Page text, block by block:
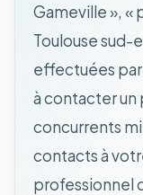
Gameville », «
Toulouse sud-
effectuées
à contacter un
concurrents
contacts à
professionnel